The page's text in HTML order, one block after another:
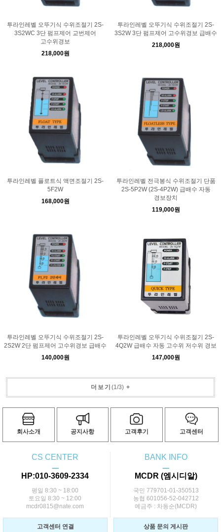
투라인레벨 오뚜기식 수위조절기 2S-
3S2WC 3단 펌프제어 교번제어
고수위경보
218,000원
투라인레벨 오뚜기식 수위조절기 2S-
3S2W 3단 펌프제어 고수위경보 급배수
218,000원
투라인레벨 플로트식 액면조절기 2S-
5F2W
168,000원
투라인레벨 전극봉식 수위조절기 단품
2S-5P2W (2S-4P2W) 급배수 자동
경보장치
119,000원
투라인레벨 오뚜기식 수위조절기 2S-
2S2W 2단 펌프제어 고수위경보 급배수
140,000원
투라인레벨 오뚜기식 수위조절기 2S-
4Q2W 급배수 자동 고수위 저수위 경보
147,000원
더보기 (1/3)+
회사소개 공지사항 고객후기 고객센터
CS CENTER
ㅡ
HP:010-3609-2334
평일 8:30 ~ 18:00
토요일 8:30 ~ 12:00
mcdr0815@nate.com
BANK INFO
ㅡ
MCDR (엠시디알)
국민 779701-01-350513
농협 601056-52-042712
예금주 : 차동순(MCDR)
고객센터 연결 상품 문의 게시판